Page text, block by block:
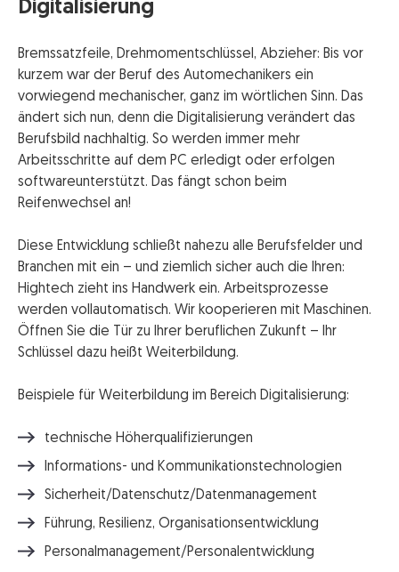
Digitalisierung
Bremssatzfeile, Drehmomentschlüssel, Abzieher: Bis vor
kurzem war der Beruf des Automechanikers ein
vorwiegend mechanischer, ganz im wörtlichen Sinn. Das
ändert sich nun, denn die Digitalisierung verändert das
Berufsbild nachhaltig. So werden immer mehr
Arbeitsschritte auf dem PC erledigt oder erfolgen
softwareunterstützt. Das fängt schon beim
Reifenwechsel an!
Diese Entwicklung schließt nahezu alle Berufsfelder und
Branchen mit ein – und ziemlich sicher auch die Ihren:
Hightech zieht ins Handwerk ein. Arbeitsprozesse
werden vollautomatisch. Wir kooperieren mit Maschinen.
Öffnen Sie die Tür zu Ihrer beruflichen Zukunft – Ihr
Schlüssel dazu heißt Weiterbildung.
Beispiele für Weiterbildung im Bereich Digitalisierung:
technische Höherqualifizierungen
Informations- und Kommunikationstechnologien
Sicherheit/Datenschutz/Datenmanagement
Führung, Resilienz, Organisationsentwicklung
Personalmanagement/Personalentwicklung